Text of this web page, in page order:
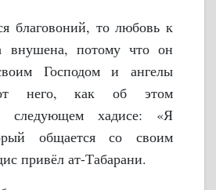
благовоний, то любовь к
потому что он
Господом и ангелы
от него, как об этом
следующем хадисе: «Я
общается со своим
привёл ат-Табарани.